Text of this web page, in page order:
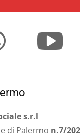
s.r.l
di Palermo n.7/